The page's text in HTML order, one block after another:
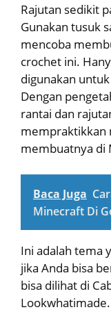
Rajutan sedikit
Gunakan tusuk
mencoba
crochet ini.
digunakan
Dengan
rantai dan
mempraktikkan
membuatnya di
Baca Juga
Minecraft Di
Ini adalah tema
jika Anda bisa
bisa dilihat di
Lookwhatimade.